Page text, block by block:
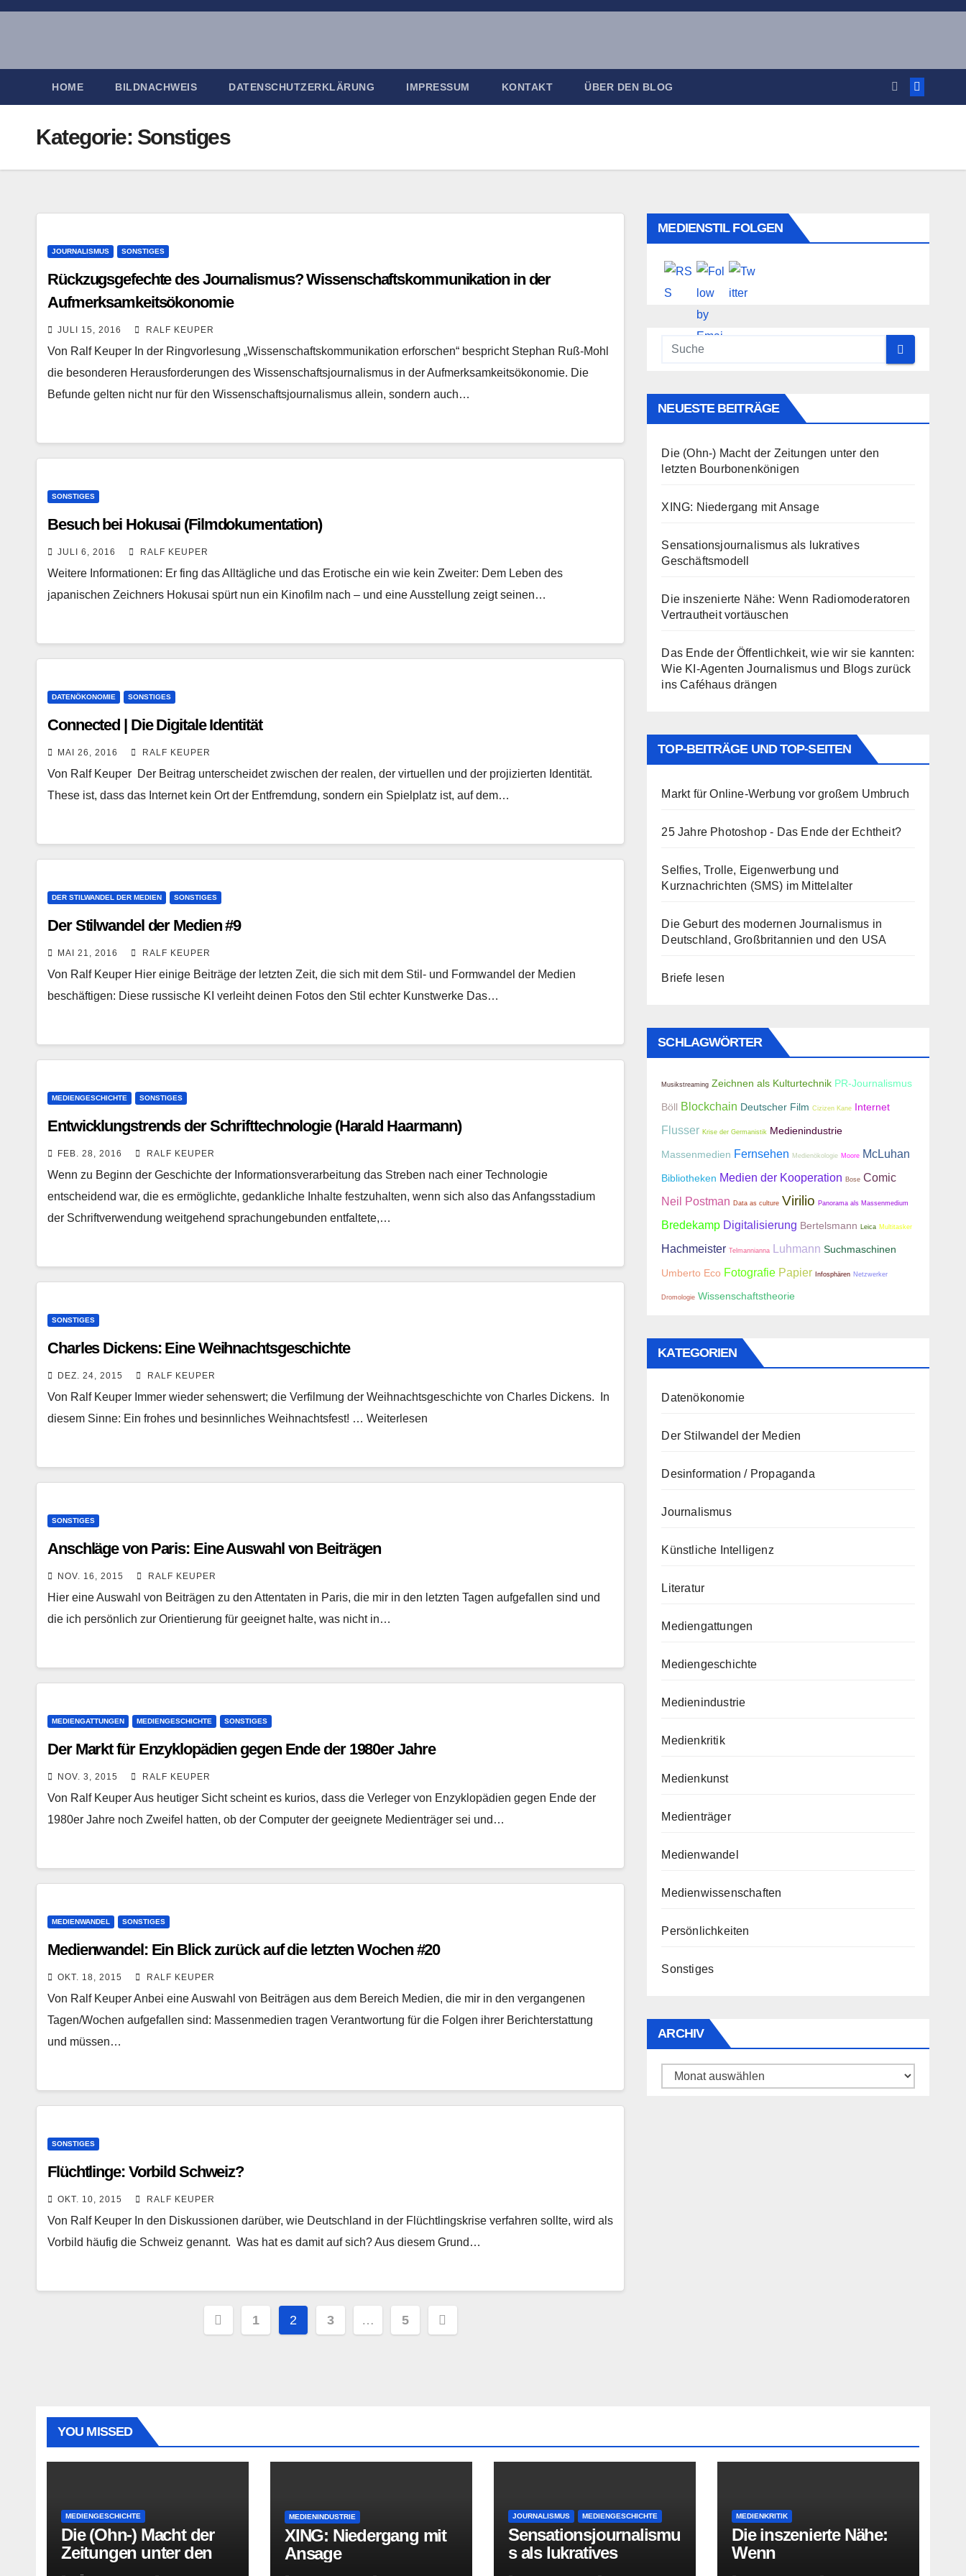
Zum
HOME BILDNACHWEIS DATENSCHUTZERKLÄRUNG IMPRESSUM KONTAKT ÜBER DEN BLOG
Kategorie: Sonstiges
JOURNALISMUS SONSTIGES
Rückzugsgefechte des Journalismus? Wissenschaftskommunikation in der
Aufmerksamkeitsökonomie
JULI 15, 2016 RALF KEUPER
Von Ralf Keuper In der Ringvorlesung „Wissenschaftskommunikation erforschen“ bespricht Stephan Ruß-Mohl
die besonderen Herausforderungen des Wissenschaftsjournalismus in der Aufmerksamkeitsökonomie. Die
Befunde gelten nicht nur für den Wissenschaftsjournalismus allein, sondern auch…
SONSTIGES
Besuch bei Hokusai (Filmdokumentation)
JULI 6, 2016 RALF KEUPER
Weitere Informationen: Er fing das Alltägliche und das Erotische ein wie kein Zweiter: Dem Leben des
japanischen Zeichners Hokusai spürt nun ein Kinofilm nach – und eine Ausstellung zeigt seinen…
DATENÖKONOMIE SONSTIGES
Connected | Die Digitale Identität
MAI 26, 2016 RALF KEUPER
Von Ralf Keuper Der Beitrag unterscheidet zwischen der realen, der virtuellen und der projizierten Identität.
These ist, dass das Internet kein Ort der Entfremdung, sondern ein Spielplatz ist, auf dem…
DER STILWANDEL DER MEDIEN SONSTIGES
Der Stilwandel der Medien #9
MAI 21, 2016 RALF KEUPER
Von Ralf Keuper Hier einige Beiträge der letzten Zeit, die sich mit dem Stil- und Formwandel der Medien
beschäftigen: Diese russische KI verleiht deinen Fotos den Stil echter Kunstwerke Das…
MEDIENGESCHICHTE SONSTIGES
Entwicklungstrends der Schrifttechnologie (Harald Haarmann)
FEB. 28, 2016 RALF KEUPER
Wenn zu Beginn der Geschichte der Informationsverarbeitung das Streben nach einer Technologie
entscheidend war, die es ermöglichte, gedankliche Inhalte festzuhalten, wenn sich also das Anfangsstadium
der Schriftverwendung weitgehend sprachungebunden entfaltete,…
SONSTIGES
Charles Dickens: Eine Weihnachtsgeschichte
DEZ. 24, 2015 RALF KEUPER
Von Ralf Keuper Immer wieder sehenswert; die Verfilmung der Weihnachtsgeschichte von Charles Dickens. In
diesem Sinne: Ein frohes und besinnliches Weihnachtsfest! … Weiterlesen
SONSTIGES
Anschläge von Paris: Eine Auswahl von Beiträgen
NOV. 16, 2015 RALF KEUPER
Hier eine Auswahl von Beiträgen zu den Attentaten in Paris, die mir in den letzten Tagen aufgefallen sind und
die ich persönlich zur Orientierung für geeignet halte, was nicht in…
MEDIENGATTUNGEN MEDIENGESCHICHTE SONSTIGES
Der Markt für Enzyklopädien gegen Ende der 1980er Jahre
NOV. 3, 2015 RALF KEUPER
Von Ralf Keuper Aus heutiger Sicht scheint es kurios, dass die Verleger von Enzyklopädien gegen Ende der
1980er Jahre noch Zweifel hatten, ob der Computer der geeignete Medienträger sei und…
MEDIENWANDEL SONSTIGES
Medienwandel: Ein Blick zurück auf die letzten Wochen #20
OKT. 18, 2015 RALF KEUPER
Von Ralf Keuper Anbei eine Auswahl von Beiträgen aus dem Bereich Medien, die mir in den vergangenen
Tagen/Wochen aufgefallen sind: Massenmedien tragen Verantwortung für die Folgen ihrer Berichterstattung
und müssen…
SONSTIGES
Flüchtlinge: Vorbild Schweiz?
OKT. 10, 2015 RALF KEUPER
Von Ralf Keuper In den Diskussionen darüber, wie Deutschland in der Flüchtlingskrise verfahren sollte, wird als
Vorbild häufig die Schweiz genannt. Was hat es damit auf sich? Aus diesem Grund…
Seitennummerierung
1 2 3 … 5
MEDIENSTIL FOLGEN
NEUESTE BEITRÄGE
Die (Ohn-) Macht der Zeitungen unter den
letzten Bourbonenkönigen
XING: Niedergang mit Ansage
Sensationsjournalismus als lukratives
Geschäftsmodell
Die inszenierte Nähe: Wenn Radiomoderatoren
Vertrautheit vortäuschen
Das Ende der Öffentlichkeit, wie wir sie kannten:
Wie KI-Agenten Journalismus und Blogs zurück
ins Caféhaus drängen
TOP-BEITRÄGE UND TOP-SEITEN
Markt für Online-Werbung vor großem Umbruch
25 Jahre Photoshop - Das Ende der Echtheit?
Selfies, Trolle, Eigenwerbung und
Kurznachrichten (SMS) im Mittelalter
Die Geburt des modernen Journalismus in
Deutschland, Großbritannien und den USA
Briefe lesen
SCHLAGWÖRTER
Musikstreaming Zeichnen als Kulturtechnik PR-Journalismus
Böll Blockchain Deutscher Film Cizizen Kane Internet
Flusser Krise der Germanistik Medienindustrie
Massenmedien Fernsehen Medienökologie Moore McLuhan
Bibliotheken Medien der Kooperation Bose Comic
Neil Postman Data as culture Virilio Panorama als Massenmedium
Bredekamp Digitalisierung Bertelsmann Leica Multitasker
Hachmeister Telmannianna Luhmann Suchmaschinen
Umberto Eco Fotografie Papier Infosphären Netzwerker
Dromologie Wissenschaftstheorie
KATEGORIEN
Datenökonomie
Der Stilwandel der Medien
Desinformation / Propaganda
Journalismus
Künstliche Intelligenz
Literatur
Mediengattungen
Mediengeschichte
Medienindustrie
Medienkritik
Medienkunst
Medienträger
Medienwandel
Medienwissenschaften
Persönlichkeiten
Sonstiges
ARCHIV
Archiv
YOU MISSED
MEDIENGESCHICHTE
Die (Ohn-) Macht der
Zeitungen unter den
letzten
MEDIENINDUSTRIE
XING: Niedergang mit
Ansage
JOURNALISMUS MEDIENGESCHICHTE
Sensationsjournalismu
s als lukratives
MEDIENKRITIK
Die inszenierte Nähe:
Wenn